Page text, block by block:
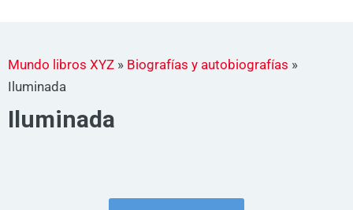
Mundo libros XYZ » Biografías y autobiografías »
Iluminada
Iluminada